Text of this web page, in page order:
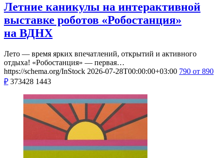
Летние каникулы на интерактивной
выставке роботов «Робостанция»
на ВДНХ
Лето — время ярких впечатлений, открытий и активного
отдыха! «Робостанция» — первая…
https://schema.org/InStock 2026-07-28T00:00:00+03:00 790 от 890
₽ 373428 1443